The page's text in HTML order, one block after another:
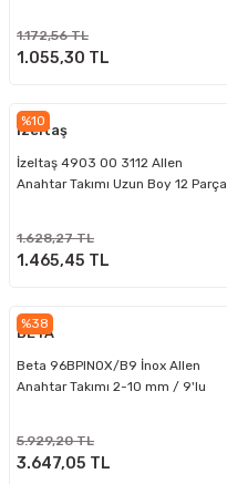
1.172,56 TL
1.055,30 TL
%10
İzeltaş
İzeltaş 4903 00 3112 Allen
Anahtar Takımı Uzun Boy 12 Parça
1.628,27 TL
1.465,45 TL
%38
BETA
Beta 96BPINOX/B9 İnox Allen
Anahtar Takımı 2-10 mm / 9'lu
5.929,20 TL
3.647,05 TL